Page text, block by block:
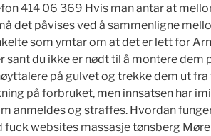
414 06 369 Hvis man antar at
det påvises ved å sammenligne
som ymtar om at det er lett for
du ikke er nødt til å montere dem
på gulvet og trekke dem ut fra
på forbruket, men innsatsen har
anmeldes og straffes. Hvordan
websites massasje tønsberg